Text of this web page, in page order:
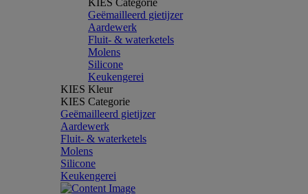
KIES Categorie
Geëmailleerd gietijzer
Aardewerk
Fluit- & waterketels
Molens
Silicone
Keukengerei
KIES Kleur
KIES Categorie
Geëmailleerd gietijzer
Aardewerk
Fluit- & waterketels
Molens
Silicone
Keukengerei